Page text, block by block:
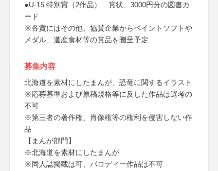
●U-15 特別賞（2作品） 賞状、3000円分の図書カ
ード
※各賞にはその他、協賛企業からペイントソフトや
メダル、道産食材等の賞品を贈呈予定
募集内容
北海道を素材にしたまんが、恐竜に関するイラスト
※応募基準および原稿規格等に反した作品は選考の
不可
※第三者の著作権、肖像権等の権利を侵害しない作
品
【まんが部門】
※北海道を素材にしたまんが
※同人誌掲載は可、パロディー作品は不可